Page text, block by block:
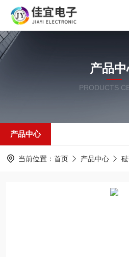
产品
PRODUCTS
产品中心
当前位置： 首页 产品中心